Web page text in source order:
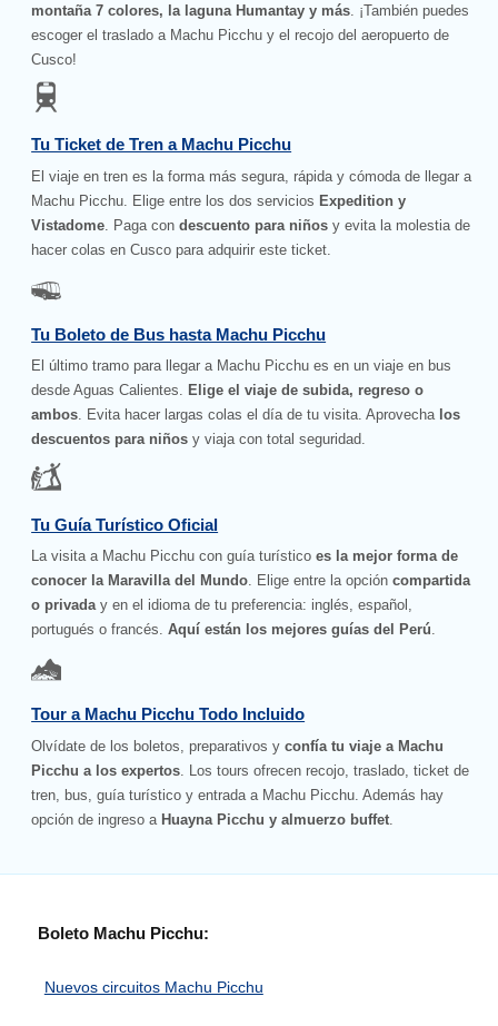
montaña 7 colores, la laguna Humantay y más . ¡También puedes
escoger el traslado a Machu Picchu y el recojo del aeropuerto de
Cusco!
Tu Ticket de Tren a Machu Picchu
El viaje en tren es la forma más segura, rápida y cómoda de llegar a
Machu Picchu. Elige entre los dos servicios Expedition y
Vistadome . Paga condescuento para niños y evita la molestia de
hacer colas en Cusco para adquirir este ticket.
Tu Boleto de Bus hasta Machu Picchu
El último tramo para llegar a Machu Picchu es en un viaje en bus
desde Aguas Calientes. Elige el viaje de subida, regreso o
ambos. Evita hacer largas colas el día de tu visita. Aprovecha los
descuentos para niños y viaja con total seguridad.
Tu Guía Turístico Oficial
La visita a Machu Picchu con guía turístico es la mejor forma de
conocer la Maravilla del Mundo. Elige entre la opcióncompartida
o privaday en el idioma de tu preferencia: inglés, español,
portugués o francés.Aquí están los mejores guías del Perú.
Tour a Machu Picchu Todo Incluido
Olvídate de los boletos, preparativos yconfía tu viaje a Machu
Picchu a los expertos . Los tours ofrecen recojo, traslado, ticket de
tren, bus, guía turístico y entrada a Machu Picchu. Además hay
opción de ingreso a Huayna Picchu y almuerzo buffet
Boleto Machu Picchu:
Nuevos circuitos Machu Picchu